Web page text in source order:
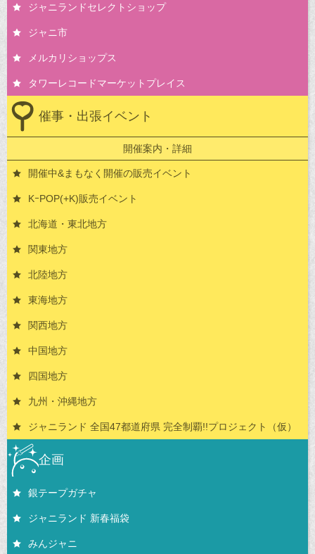
ジャニランドセレクトショップ
ジャニ市
メルカリショップス
タワーレコードマーケットプレイス
催事・出張イベント
開催案内・詳細
開催中&まもなく開催の販売イベント
KｰPOP(+K)販売イベント
北海道・東北地方
関東地方
北陸地方
東海地方
関西地方
中国地方
四国地方
九州・沖縄地方
ジャニランド 全国47都道府県 完全制覇!!プロジェクト（仮）
企画
銀テープガチャ
ジャニランド 新春福袋
みんジャニ